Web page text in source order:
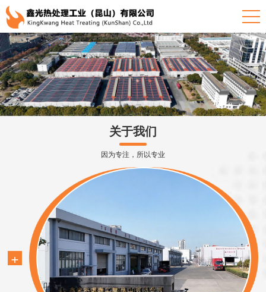
关于我们
因为专注，所以专业
+